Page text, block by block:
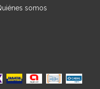
somos